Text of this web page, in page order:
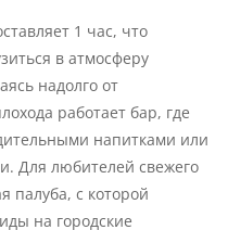
1 час, что
в атмосферу
надолго от
работает бар, где
напитками или
Для любителей свежего
палуба, с которой
на городские